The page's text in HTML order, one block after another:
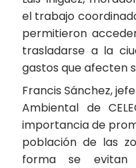
el trabajo
permitieron
trasladarse a la
gastos que afecten
Francis Sánchez,
Ambiental de
importancia de
población de las
forma se